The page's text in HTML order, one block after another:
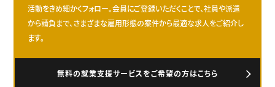
活動をきめ細かくフォロー。会員にご登録いただくことで、社員や派遣
から請負まで、さまざまな雇用形態の案件から最適な求人をご紹介し
ます。
無料の就業支援サービスをご希望の方はこちら